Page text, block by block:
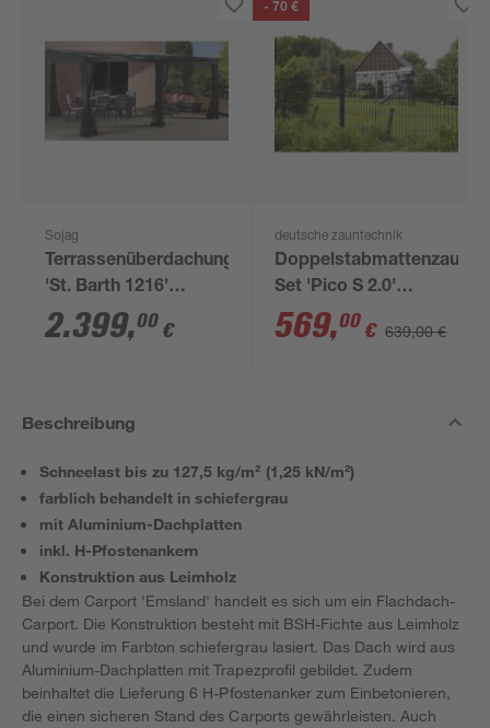
Sojag
Terrassenüberdachung
'St. Barth 1216'
anthrazit
Aluminium363 x 484 x
2.399,00 €
- 70 €
deutsche zauntechnik
Doppelstabmattenzaun-
Set 'Pico S 2.0'
anthrazit 1800 x 120
cm
569,00 € 639,00 €
Beschreibung
Schneelast bis zu 127,5 kg/m² (1,25 kN/m²)
farblich behandelt in schiefergrau
mit Aluminium-Dachplatten
inkl. H-Pfostenankern
Konstruktion aus Leimholz
Bei dem Carport 'Emsland' handelt es sich um ein Flachdach-
Carport. Die Konstruktion besteht mit BSH-Fichte aus Leimholz
und wurde im Farbton schiefergrau lasiert. Das Dach wird aus
Aluminium-Dachplatten mit Trapezprofil gebildet. Zudem
beinhaltet die Lieferung 6 H-Pfostenanker zum Einbetonieren,
die einen sicheren Stand des Carports gewährleisten. Auch